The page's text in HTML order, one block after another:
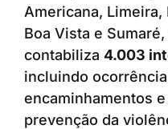
Americana, Limeira,
Boa Vista e
contabiliza 4.003
incluindo
encaminhamentos
prevenção da